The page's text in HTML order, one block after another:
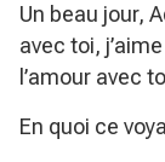
Un beau jour,
avec toi,
l’amour avec
En quoi ce